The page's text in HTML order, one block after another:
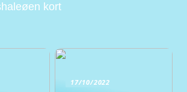
kort
17/10/2022